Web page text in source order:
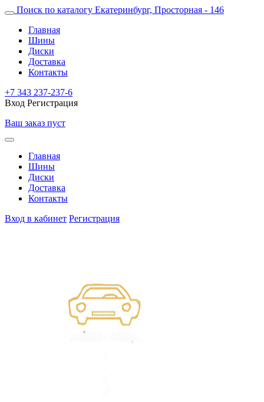
Поиск по каталогу Екатеринбург, Просторная - 146
Главная
Шины
Диски
Доставка
Контакты
+7 343 237-237-6
Вход Регистрация
Ваш заказ пуст
Главная
Шины
Диски
Доставка
Контакты
Вход в кабинет Регистрация